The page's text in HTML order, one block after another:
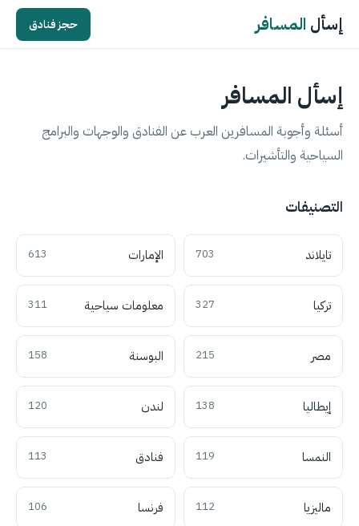
إسأل المسافر حجز فنادق
إسأل المسافر
أسئلة وأجوبة المسافرين العرب عن الفنادق والوجهات والبرامج
السياحية والتأشيرات.
التصنيفات
تايلاند 703 الإمارات 613
تركيا 327 معلومات سياحية 311
مصر 215 البوسنة 158
إيطاليا 138 لندن 120
النمسا 119 فنادق 113
ماليزيا 112 فرنسا 106